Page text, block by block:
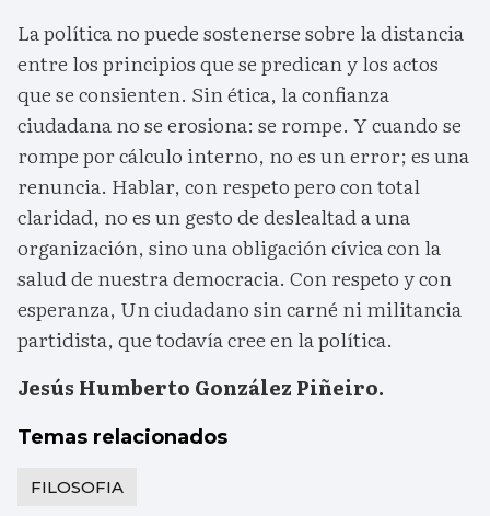
La política no puede sostenerse sobre la distancia
entre los principios que se predican y los actos
que se consienten. Sin ética, la confianza
ciudadana no se erosiona: se rompe. Y cuando se
rompe por cálculo interno, no es un error; es una
renuncia. Hablar, con respeto pero con total
claridad, no es un gesto de deslealtad a una
organización, sino una obligación cívica con la
salud de nuestra democracia. Con respeto y con
esperanza, Un ciudadano sin carné ni militancia
partidista, que todavía cree en la política.
Jesús Humberto González Piñeiro.
Temas relacionados
FILOSOFIA